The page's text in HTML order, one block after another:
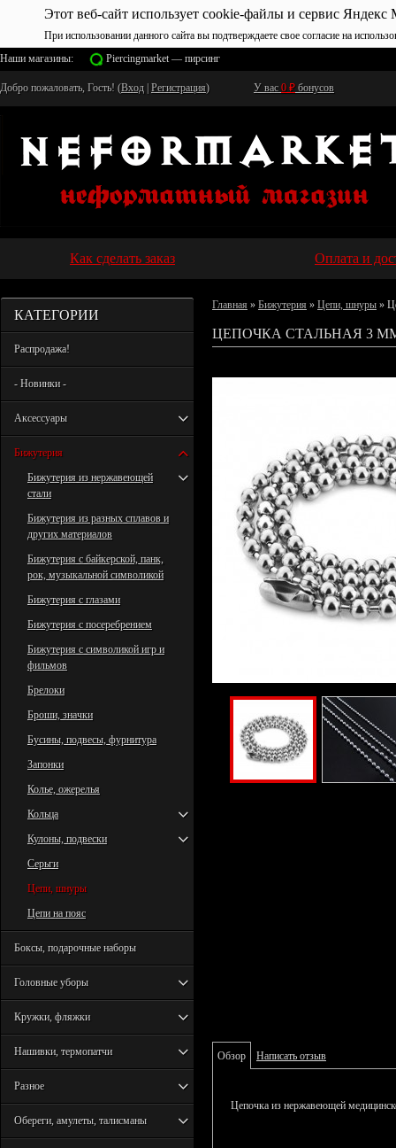
Этот веб-сайт использует cookie-файлы и сервис Яндекс
При использовании данного сайта вы подтверждаете свое согласие на
Наши магазины:
Piercingmarket — пирсинг
Добро пожаловать, Гость! (Вход Регистрация) У вас 0 ₽ бонусов
Как сделать заказ Оплата и
КАТЕГОРИИ
Распродажа!
- Новинки -
Аксессуары
Бижутерия
Бижутерия из нержавеющей
стали
Бижутерия из разных сплавов и
других материалов
Бижутерия с байкерской, панк,
рок, музыкальной символикой
Бижутерия с глазами
Бижутерия с посеребрением
Бижутерия с символикой игр и
фильмов
Брелоки
Броши, значки
Бусины, подвесы, фурнитура
Запонки
Колье, ожерелья
Кольца
Кулоны, подвески
Серьги
Цепи, шнуры
Цепи на пояс
Боксы, подарочные наборы
Головные уборы
Кружки, фляжки
Нашивки, термопатчи
Разное
Обереги, амулеты, талисманы
Главная » Бижутерия » Цепи, шнуры »
ЦЕПОЧКА СТАЛЬНАЯ 3
Обзор Написать отзыв
Цепочка из нержавеющей